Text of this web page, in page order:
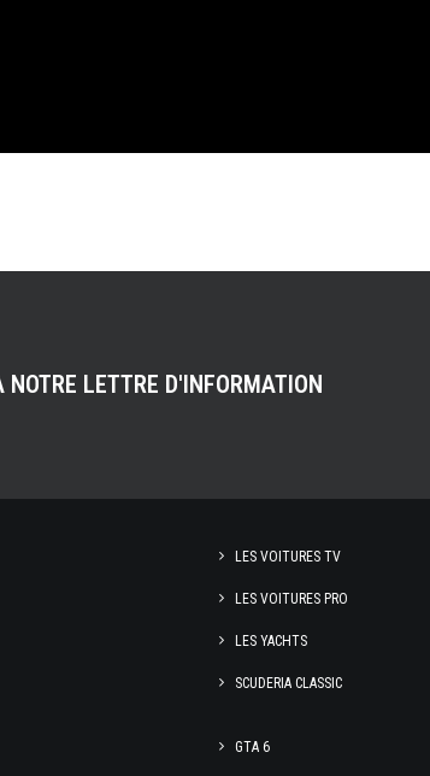
LETTRE D'INFORMATION
LES VOITURES TV
LES VOITURES PRO
LES YACHTS
SCUDERIA CLASSIC
GTA 6